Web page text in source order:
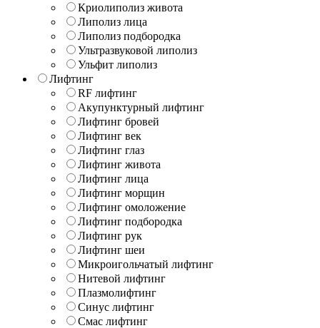
Криолиполиз живота
Липолиз лица
Липолиз подбородка
Ультразвуковой липолиз
Ульфит липолиз
Лифтинг
RF лифтинг
Акупунктурный лифтинг
Лифтинг бровей
Лифтинг век
Лифтинг глаз
Лифтинг живота
Лифтинг лица
Лифтинг морщин
Лифтинг омоложение
Лифтинг подбородка
Лифтинг рук
Лифтинг шеи
Микроигольчатый лифтинг
Нитевой лифтинг
Плазмолифтинг
Синус лифтинг
Смас лифтинг